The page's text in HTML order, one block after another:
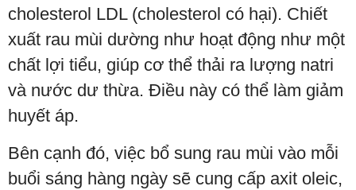
cholesterol LDL (cholesterol có hại). Chiết
xuất rau mùi dường như hoạt động như một
chất lợi tiểu, giúp cơ thể thải ra lượng natri
và nước dư thừa. Điều này có thể làm giảm
huyết áp.
Bên cạnh đó, việc bổ sung rau mùi vào mỗi
buổi sáng hàng ngày sẽ cung cấp axit oleic,